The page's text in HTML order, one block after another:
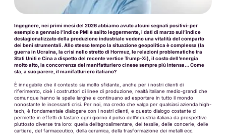
Ingegnere, nei primi mesi del 2026 abbiamo avuto alcuni segnali positivi: per
esempio a gennaio l’indice PMI è salito leggermente, i dati di marzo sull’indice
destagionalizzato della produzione industriale vedono una vitalità del comparto
dei beni strumentali. Allo stesso tempo la situazione geopolitica è complessa (la
guerra in Ucraina, la crisi nello stretto di Hormuz, le relazioni problematiche tra
Stati Uniti e Cina a dispetto del recente vertice Trump-Xi), il costo dell’energia
molto alto, la concorrenza del manifatturiero cinese sempre più intensa… Come
sta, a suo parere, il manifatturiero italiano?
È innegabile che il contesto sia molto sfidante, anche per i nostri clienti di
riferimento, cioè i costruttori di linee di produzione, realtà italiane medio-grandi che
comunque hanno le spalle larghe e continuano ad esportare in tutto il mondo
nonostante le incessanti crisi. Per noi, ma credo che valga per qualsiasi azienda high-
tech, è fondamentale dialogare con i nostri clienti, e questo dialogo costante ci
permette in effetti di tastare ogni giorno il polso dell’industria italiana da prospettive
piuttosto diverse tra loro: quella dell’agroalimentare, del tessile, delle concerie, delle
cartiere, del farmaceutico, della ceramica, della trasformazione dei metalli ecc.